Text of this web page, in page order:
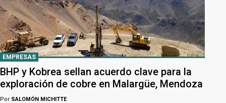
EMPRESAS
BHP y Kobrea sellan acuerdo clave para la
exploración de cobre en Malargüe, Mendoza
Por SALOMÓN MICHITTE